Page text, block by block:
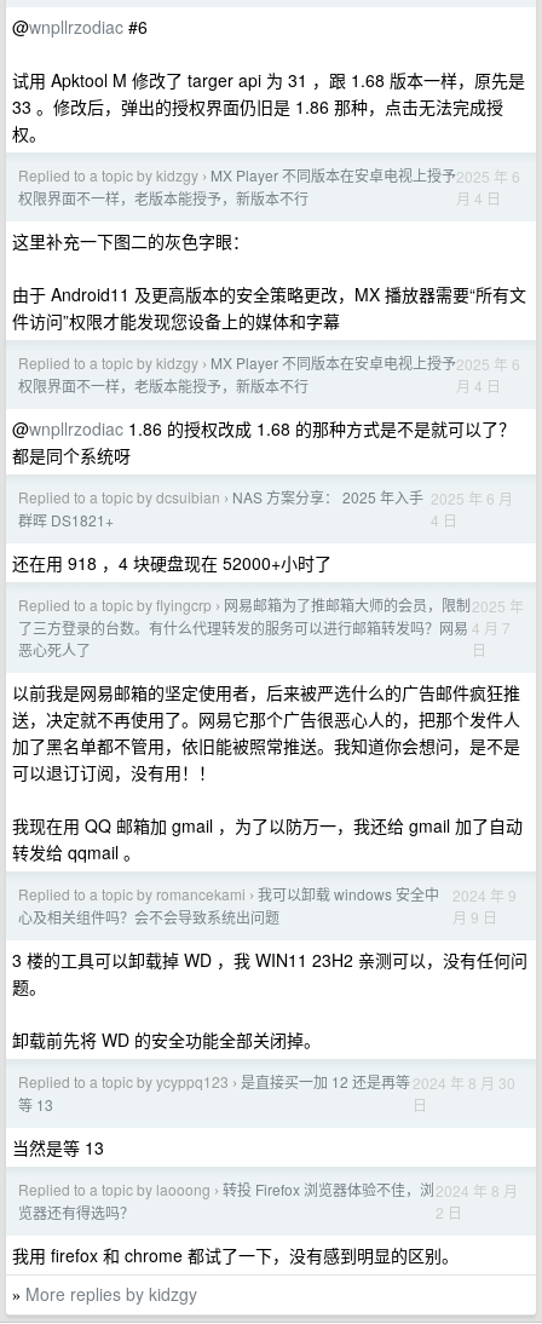
@wnpllrzodiac #6
试用 Apktool M 修改了 targer api 为 31 ，跟 1.68 版本一样，原先是
33 。修改后，弹出的授权界面仍旧是 1.86 那种，点击无法完成授
权。
Replied to a topic by kidzgy › MX Player 不同版本在安卓电视上授予
权限界面不一样，老版本能授予，新版本不行
2025 年 6
月 4 日
这里补充一下图二的灰色字眼：
由于 Android11 及更高版本的安全策略更改，MX 播放器需要“所有文
件访问”权限才能发现您设备上的媒体和字幕
Replied to a topic by kidzgy › MX Player 不同版本在安卓电视上授予
权限界面不一样，老版本能授予，新版本不行
2025 年 6
月 4 日
@wnpllrzodiac 1.86 的授权改成 1.68 的那种方式是不是就可以了？
都是同个系统呀
Replied to a topic by dcsuibian › NAS 方案分享： 2025 年入手
群晖 DS1821+
2025 年 6 月
4 日
还在用 918 ，4 块硬盘现在 52000+小时了
Replied to a topic by flyingcrp › 网易邮箱为了推邮箱大师的会员，限制
了三方登录的台数。有什么代理转发的服务可以进行邮箱转发吗？网易
恶心死人了
2025 年
4 月 7
日
以前我是网易邮箱的坚定使用者，后来被严选什么的广告邮件疯狂推
送，决定就不再使用了。网易它那个广告很恶心人的，把那个发件人
加了黑名单都不管用，依旧能被照常推送。我知道你会想问，是不是
可以退订订阅，没有用！！
我现在用 QQ 邮箱加 gmail ，为了以防万一，我还给 gmail 加了自动
转发给 qqmail 。
Replied to a topic by romancekami › 我可以卸载 windows 安全中
心及相关组件吗？会不会导致系统出问题
2024 年 9
月 9 日
3 楼的工具可以卸载掉 WD ，我 WIN11 23H2 亲测可以，没有任何问
题。
卸载前先将 WD 的安全功能全部关闭掉。
Replied to a topic by ycyppq123 › 是直接买一加 12 还是再等
等 13
2024 年 8 月 30
日
当然是等 13
Replied to a topic by laooong › 转投 Firefox 浏览器体验不佳，浏
览器还有得选吗？
2024 年 8 月
2 日
我用 firefox 和 chrome 都试了一下，没有感到明显的区别。
» More replies by kidzgy